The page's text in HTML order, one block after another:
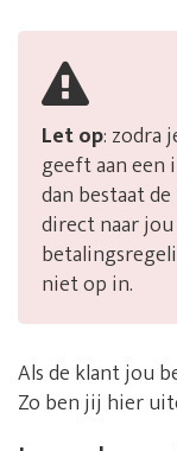
Let op: zodra
geeft aan een
dan bestaat
direct naar
niet op in.
Als de klant jou
Zo ben jij hier